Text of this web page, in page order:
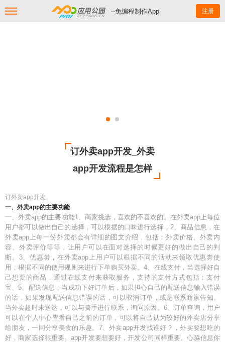
--免编程制作App 注册
订外卖app开发_外卖
app开发流程是怎样
订外卖app开发
一、外卖app的主要功能
一、外卖app的主要功能1、商家挑选，喜欢的不喜欢的。在外卖app上每位
用户都可以做出自己的选择，可以根据的口味进行选择，2、商品信息，在
外卖app上每一份外卖都会有详细的图文介绍，包括：外卖价格、外卖内
容、外卖评价等等，让用户可以在面对选择的时候更好的做出自己的判
断。3、优惠劵，在外卖app上用户可以根据不同的活动来领取优惠劵使
用，根据不同的使用规则来进行下单购买外卖。4、在线支付，当选择好自
己想要的商品，通过在线支付来获取服务，支持的支付方式包括：支付
宝、5、配送信息，当成功下好订单后，如果担心自己的配送信息输入错误
的话，如果发现配送信息错误的话，可以取消订单，或是联系商家告知。
当外卖超时未送达，可以与骑手进行联系，询问原因。6、订单查询，用户
可以在个人中心查看自己之前的订单，可以将自己认为较好的外卖店分享
给朋友，一同分享美食的乐趣。7、外卖app开发找谁好？，外卖要想吃的
好，商家选择很重要。app开发要想要好，开发公司同样重要。心淼信息你